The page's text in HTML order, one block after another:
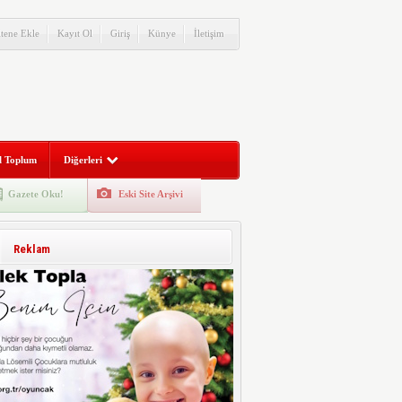
Ekle Kayıt Ol Giriş Künye İletişim
Toplum Diğerleri
Gazete Oku! Eski Site Arşivi
Reklam